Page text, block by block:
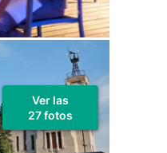
Ver las
27 fotos